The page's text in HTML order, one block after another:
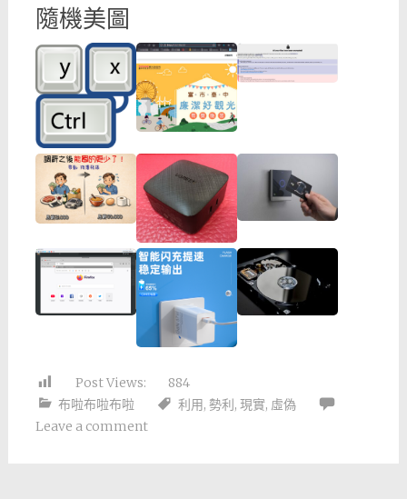
隨機美圖
Post Views:
884
布啦布啦布啦
利用, 勢利, 現實, 虛偽
Leave a comment